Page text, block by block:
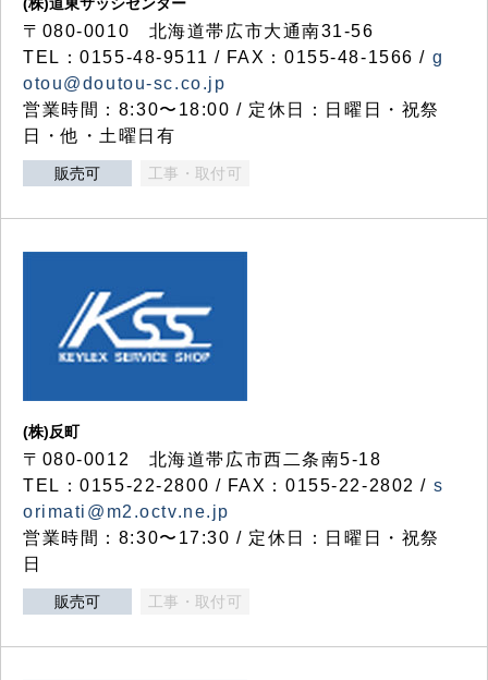
〒080-0010 北海道帯広市大通南31-56
TEL：0155-48-9511 / FAX：0155-48-1566 / g
otou@doutou-sc.co.jp
営業時間：8:30〜18:00 / 定休日：日曜日・祝祭
日・他・土曜日有
販売可 工事・取付可
(株)反町
〒080-0012 北海道帯広市西二条南5-18
TEL：0155-22-2800 / FAX：0155-22-2802 / s
orimati@m2.octv.ne.jp
営業時間：8:30〜17:30 / 定休日：日曜日・祝祭
日
販売可 工事・取付可